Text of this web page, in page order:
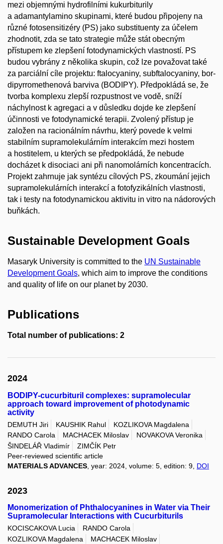
mezi objemnými hydrofilními kukurbiturily
a adamantylamino skupinami, které budou připojeny na
různé fotosensitizéry (PS) jako substituenty za účelem
zhodnotit, zda se tato strategie může stát obecným
přístupem ke zlepšení fotodynamických vlastností. PS
budou vybrány z několika skupin, což lze považovat také
za parciální cíle projektu: ftalocyaniny, subftalocyaniny, bor-
dipyrromethenová barviva (BODIPY). Předpokládá se, že
tvorba komplexu zlepší rozpustnost ve vodě, sníží
náchylnost k agregaci a v důsledku dojde ke zlepšení
účinnosti ve fotodynamické terapii. Zvolený přístup je
založen na racionálním návrhu, který povede k velmi
stabilním supramolekulárním interakcím mezi hostem
a hostitelem, u kterých se předpokládá, že nebude
docházet k disociaci ani při nanomolárních koncentracích.
Projekt zahrnuje jak syntézu cílových PS, zkoumání jejich
supramolekulárních interakcí a fotofyzikálních vlastnosti,
tak i testy na fotodynamickou aktivitu in vitro na nádorových
buňkách.
Sustainable Development Goals
Masaryk University is committed to the UN Sustainable
Development Goals, which aim to improve the conditions
and quality of life on our planet by 2030.
Publications
Total number of publications: 2
2024
BODIPY-cucurbituril complexes: supramolecular
approach toward improvement of photodynamic
activity
DEMUTH Jiri KAUSHIK Rahul
KOZLIKOVA Magdalena
RANDO Carola
MACHACEK Miloslav
NOVAKOVA Veronika
ŠINDELÁŘ Vladimír
ZIMČÍK Petr
Peer-reviewed scientific article
MATERIALS ADVANCES , year: 2024, volume: 5, edition: 9, DOI
2023
Monomerization of Phthalocyanines in Water via Their
Supramolecular Interactions with Cucurbiturils
KOCISCAKOVA Lucia
RANDO Carola
KOZLIKOVA Magdalena
MACHACEK Miloslav